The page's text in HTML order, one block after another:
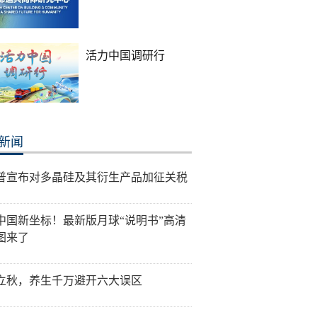
活力中国调研行
闻
宣布对多晶硅及其衍生产品加征关税
国新坐标！最新版月球“说明书”高清
来了
秋，养生千万避开六大误区